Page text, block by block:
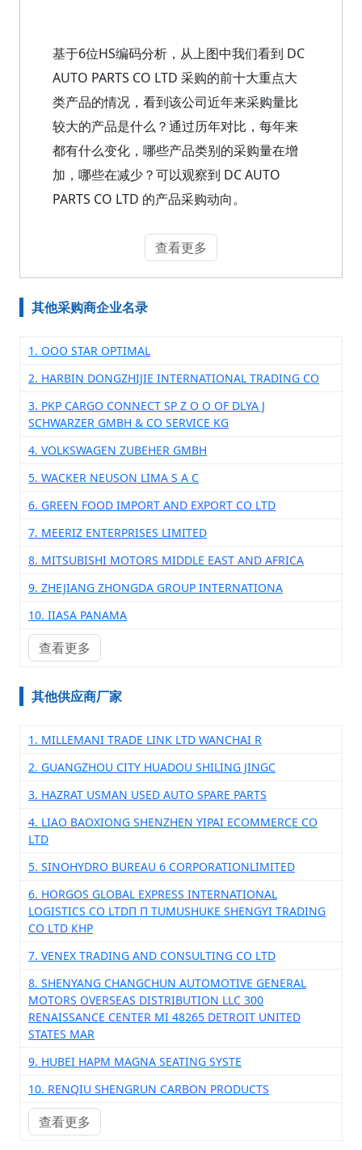
基于6位HS编码分析，从上图中我们看到 DC
AUTO PARTS CO LTD 采购的前十大重点大
类产品的情况，看到该公司近年来采购量比
较大的产品是什么？通过历年对比，每年来
都有什么变化，哪些产品类别的采购量在增
加，哪些在减少？可以观察到 DC AUTO
PARTS CO LTD 的产品采购动向。
查看更多
其他采购商企业名录
1. OOO STAR OPTIMAL
2. HARBIN DONGZHIJIE INTERNATIONAL TRADING CO
3. PKP CARGO CONNECT SP Z O O OF DLYA J
SCHWARZER GMBH & CO SERVICE KG
4. VOLKSWAGEN ZUBEHER GMBH
5. WACKER NEUSON LIMA S A C
6. GREEN FOOD IMPORT AND EXPORT CO LTD
7. MEERIZ ENTERPRISES LIMITED
8. MITSUBISHI MOTORS MIDDLE EAST AND AFRICA
9. ZHEJIANG ZHONGDA GROUP INTERNATIONA
10. IIASA PANAMA
查看更多
其他供应商厂家
1. MILLEMANI TRADE LINK LTD WANCHAI R
2. GUANGZHOU CITY HUADOU SHILING JINGC
3. HAZRAT USMAN USED AUTO SPARE PARTS
4. LIAO BAOXIONG SHENZHEN YIPAI ECOMMERCE CO
LTD
5. SINOHYDRO BUREAU 6 CORPORATIONLIMITED
6. HORGOS GLOBAL EXPRESS INTERNATIONAL
LOGISTICS CO LTDП П TUMUSHUKE SHENGYI TRADING
CO LTD КНР
7. VENEX TRADING AND CONSULTING CO LTD
8. SHENYANG CHANGCHUN AUTOMOTIVE GENERAL
MOTORS OVERSEAS DISTRIBUTION LLC 300
RENAISSANCE CENTER MI 48265 DETROIT UNITED
STATES MAR
9. HUBEI HAPM MAGNA SEATING SYSTE
10. RENQIU SHENGRUN CARBON PRODUCTS
查看更多